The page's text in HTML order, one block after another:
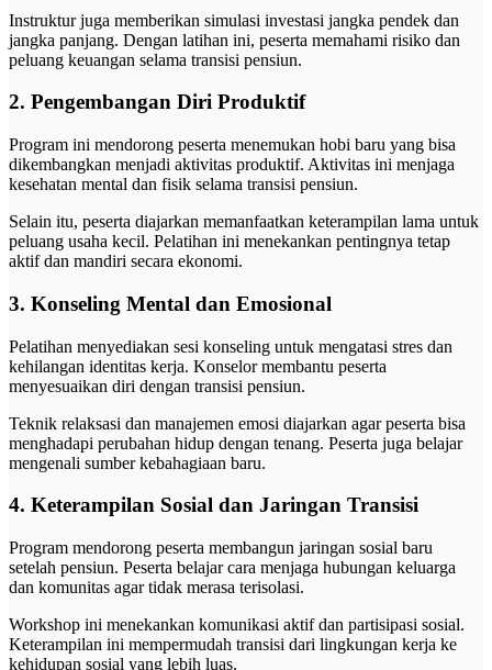
Instruktur juga memberikan simulasi investasi jangka pendek dan
jangka panjang. Dengan latihan ini, peserta memahami risiko dan
peluang keuangan selama transisi pensiun.
2. Pengembangan Diri Produktif
Program ini mendorong peserta menemukan hobi baru yang bisa
dikembangkan menjadi aktivitas produktif. Aktivitas ini menjaga
kesehatan mental dan fisik selama transisi pensiun.
Selain itu, peserta diajarkan memanfaatkan keterampilan lama untuk
peluang usaha kecil. Pelatihan ini menekankan pentingnya tetap
aktif dan mandiri secara ekonomi.
3. Konseling Mental dan Emosional
Pelatihan menyediakan sesi konseling untuk mengatasi stres dan
kehilangan identitas kerja. Konselor membantu peserta
menyesuaikan diri dengan transisi pensiun.
Teknik relaksasi dan manajemen emosi diajarkan agar peserta bisa
menghadapi perubahan hidup dengan tenang. Peserta juga belajar
mengenali sumber kebahagiaan baru.
4. Keterampilan Sosial dan Jaringan Transisi
Program mendorong peserta membangun jaringan sosial baru
setelah pensiun. Peserta belajar cara menjaga hubungan keluarga
dan komunitas agar tidak merasa terisolasi.
Workshop ini menekankan komunikasi aktif dan partisipasi sosial.
Keterampilan ini mempermudah transisi dari lingkungan kerja ke
kehidupan sosial yang lebih luas.